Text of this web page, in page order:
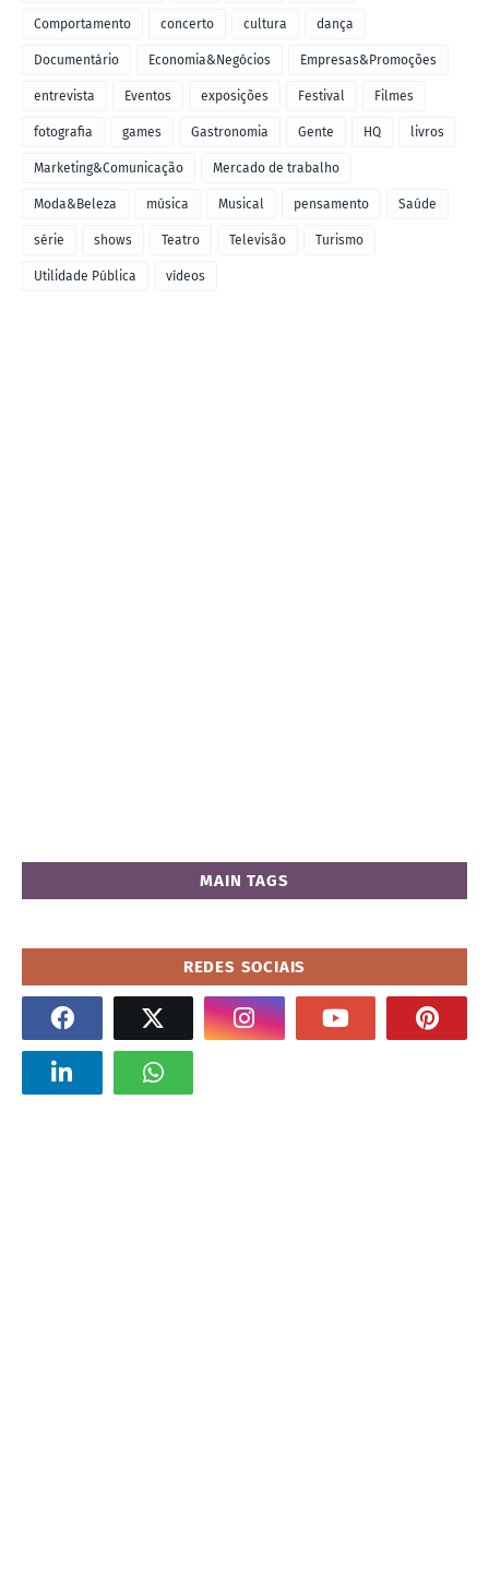
Comportamento concerto cultura dança
Documentário Economia&Negócios Empresas&Promoções
entrevista Eventos exposições Festival Filmes
fotografia games Gastronomia Gente HQ livros
Marketing&Comunicação Mercado de trabalho
Moda&Beleza música Musical pensamento Saúde
série shows Teatro Televisão Turismo
Utilidade Pública vídeos
MAIN TAGS
REDES SOCIAIS